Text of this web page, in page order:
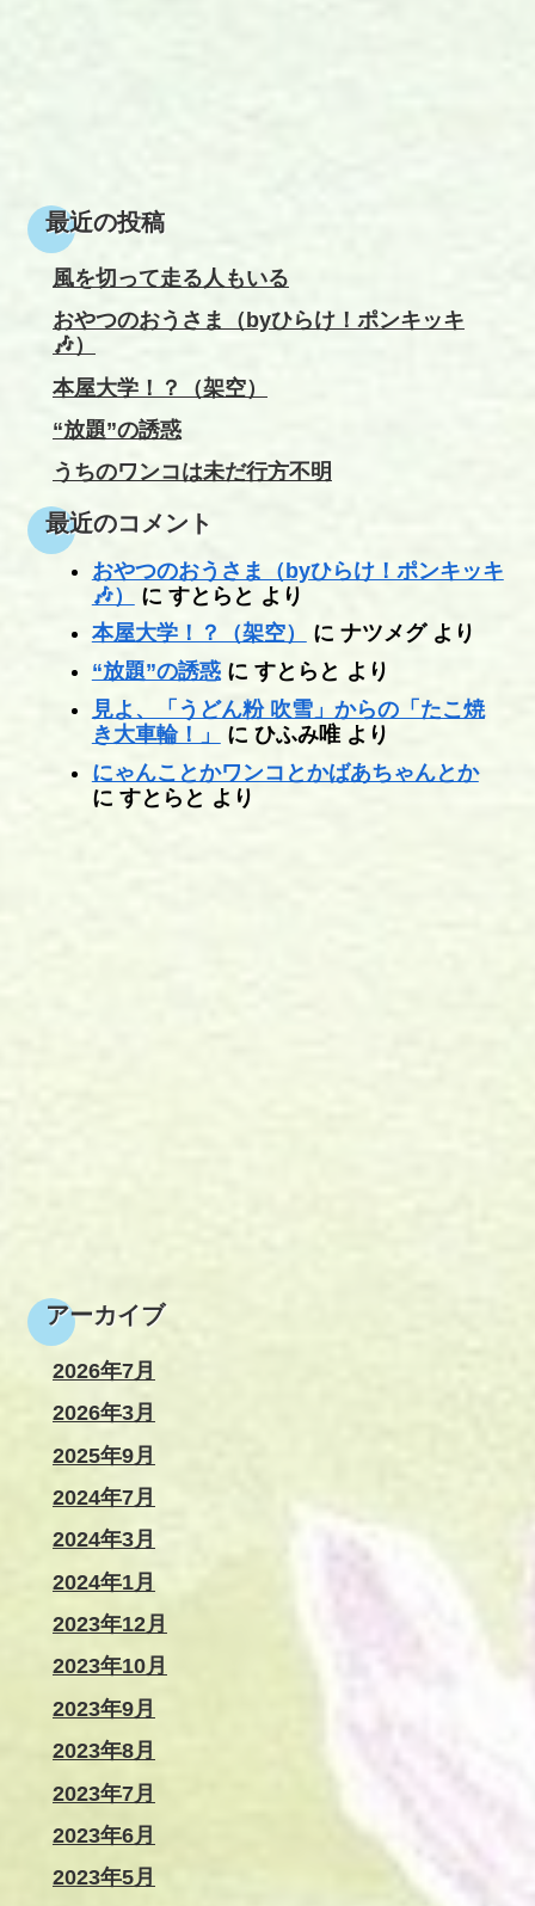
最近の投稿
風を切って走る人もいる
おやつのおうさま（byひらけ！ポンキッキ
🎶）
本屋大学！？（架空）
“放題”の誘惑
うちのワンコは未だ行方不明
最近のコメント
おやつのおうさま（byひらけ！ポンキッキ
🎶）
に すとらと より
本屋大学！？（架空）
に ナツメグより
“放題”の誘惑に すとらと より
見よ、「うどん粉 吹雪」からの「たこ焼
き大車輪！」
に ひふみ唯より
にゃんことかワンコとかばあちゃんとか
に すとらと より
アーカイブ
2026年7月
2026年3月
2025年9月
2024年7月
2024年3月
2024年1月
2023年12月
2023年10月
2023年9月
2023年8月
2023年7月
2023年6月
2023年5月